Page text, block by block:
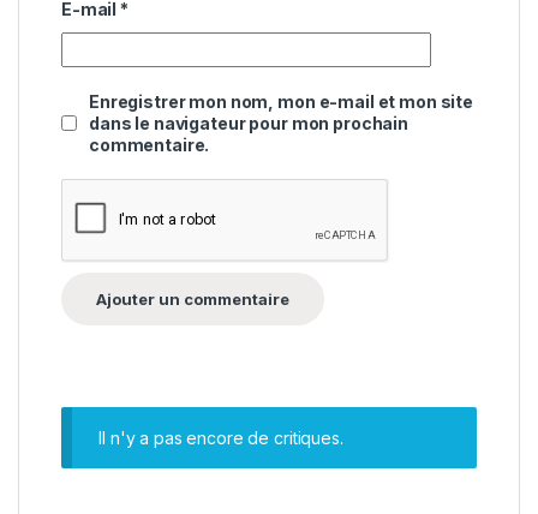
E-mail *
Enregistrer mon nom, mon e-mail et mon site
dans le navigateur pour mon prochain
commentaire.
Il n'y a pas encore de critiques.